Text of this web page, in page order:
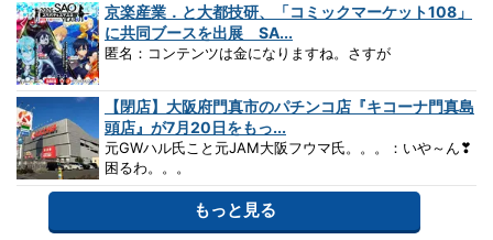
京楽産業．と大都技研、「コミックマーケット108」
に共同ブースを出展 SA...
匿名：コンテンツは金になりますね。さすが
【閉店】大阪府門真市のパチンコ店『キコーナ門真島
頭店』が7月20日をもっ...
元GWハル氏こと元JAM大阪フウマ氏。。。：いや～ん❣
困るわ。。。
もっと見る